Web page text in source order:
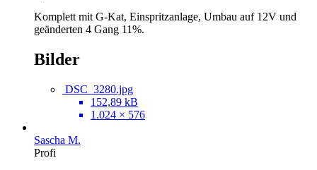
Komplett mit G-Kat, Einspritzanlage, Umbau auf 12V und
geänderten 4 Gang 11%.
Bilder
DSC_3280.jpg
152,89 kB
1.024 × 576
Sascha M.
Profi